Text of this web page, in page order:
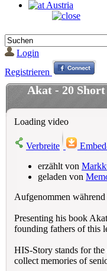
Austria
Login
Registrieren
Akat - 20
Loading video
Verbreite
erzählt von
geladen von
Aufgenommen
Presenting his book
founding fathers of this
HIS-Story stands for
collect memories of